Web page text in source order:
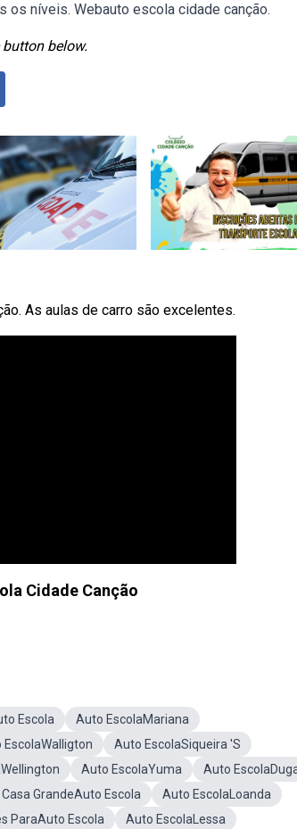
os níveis. Webauto escola cidade canção.
below.
As aulas de carro são excelentes.
Cidade Canção
Escola
Auto EscolaMariana
EscolaWalligton
Auto EscolaSiqueira 'S
Auto EscolaYuma
Auto
Casa GrandeAuto Escola
Auto EscolaLoanda
ParaAuto Escola
Auto EscolaLessa